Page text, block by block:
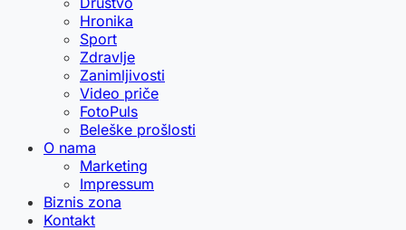
Hronika
Sport
Zdravlje
Zanimljivosti
Video priče
FotoPuls
Beleške prošlosti
O nama
Marketing
Impressum
Biznis zona
Kontakt